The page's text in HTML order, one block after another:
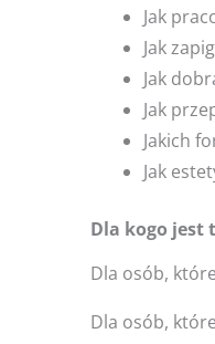
Jak
Jak
Jak
Jak
Jakich
Jak
Dla kogo jest
Dla osób,
Dla osób,